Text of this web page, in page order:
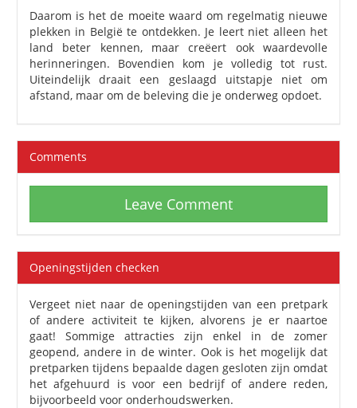
Daarom is het de moeite waard om regelmatig nieuwe
plekken in België te ontdekken. Je leert niet alleen het
land beter kennen, maar creëert ook waardevolle
herinneringen. Bovendien kom je volledig tot rust.
Uiteindelijk draait een geslaagd uitstapje niet om
afstand, maar om de beleving die je onderweg opdoet.
Comments
Leave Comment
Openingstijden checken
Vergeet niet naar de openingstijden van een pretpark
of andere activiteit te kijken, alvorens je er naartoe
gaat! Sommige attracties zijn enkel in de zomer
geopend, andere in de winter. Ook is het mogelijk dat
pretparken tijdens bepaalde dagen gesloten zijn omdat
het afgehuurd is voor een bedrijf of andere reden,
bijvoorbeeld voor onderhoudswerken.